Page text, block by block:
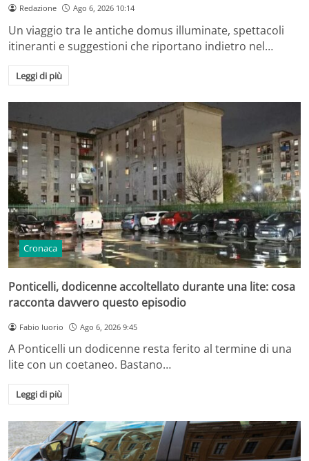
Redazione Ago 6, 2026 10:14
Un viaggio tra le antiche domus illuminate, spettacoli
itineranti e suggestioni che riportano indietro nel…
Leggi di più
Cronaca
Ponticelli, dodicenne accoltellato durante una lite: cosa
racconta davvero questo episodio
Fabio Iuorio Ago 6, 2026 9:45
A Ponticelli un dodicenne resta ferito al termine di una
lite con un coetaneo. Bastano…
Leggi di più